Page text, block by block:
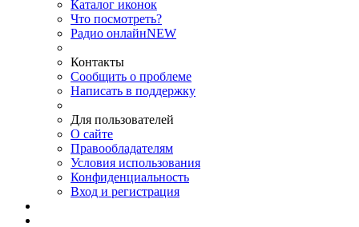
Каталог иконок
Что посмотреть?
Радио онлайнNEW
Контакты
Сообщить о проблеме
Написать в поддержку
Для пользователей
О сайте
Правообладателям
Условия использования
Конфиденциальность
Вход и регистрация